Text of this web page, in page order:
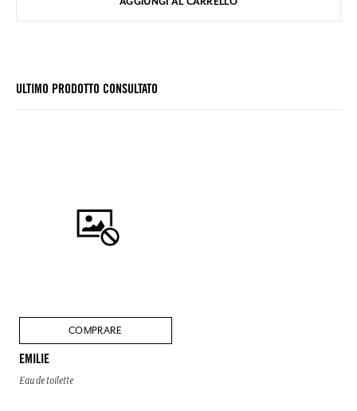
ULTIMO PRODOTTO CONSULTATO
COMPRARE
EMILIE
Eau de toilette